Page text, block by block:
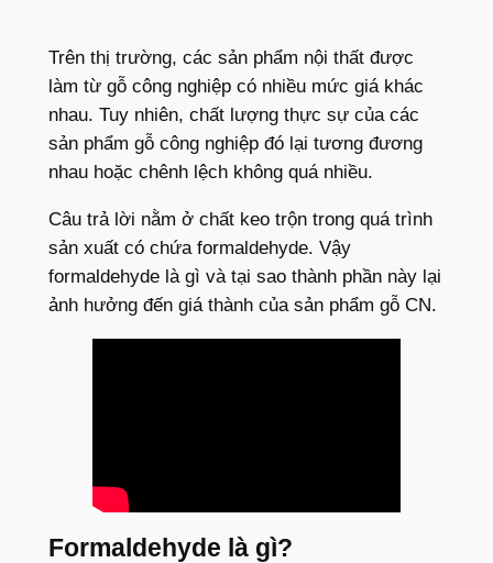
Trên thị trường, các sản phẩm nội thất được
làm từ gỗ công nghiệp có nhiều mức giá khác
nhau. Tuy nhiên, chất lượng thực sự của các
sản phẩm gỗ công nghiệp đó lại tương đương
nhau hoặc chênh lệch không quá nhiều.
Câu trả lời nằm ở chất keo trộn trong quá trình
sản xuất có chứa formaldehyde. Vậy
formaldehyde là gì và tại sao thành phần này lại
ảnh hưởng đến giá thành của sản phẩm gỗ CN.
Formaldehyde là gì?